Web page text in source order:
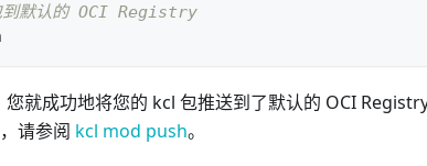
默认的 OCI Registry
您就成功地将您的 kcl 包推送到了默认的 OCI
请参阅 kcl mod push。